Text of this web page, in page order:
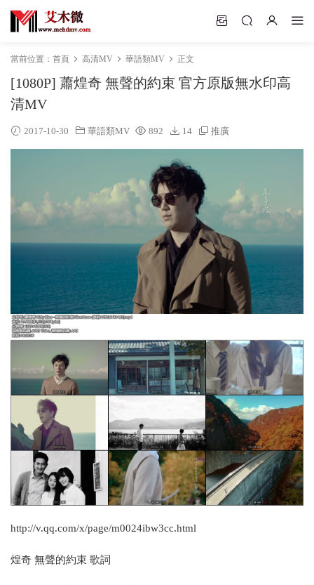
當前位置： 首頁 高清MV 華語類MV 正文
[1080P] 蕭煌奇 無聲的約束 官方原版無水印高
清MV
2017-10-30 華語類MV 892 14 推廣
http://v.qq.com/x/page/m0024ibw3cc.html
煌奇 無聲的約束 歌詞